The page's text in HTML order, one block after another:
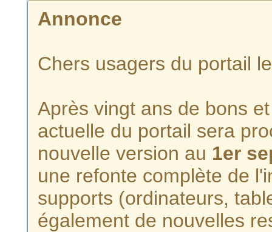
Annonce
Chers usagers du portail
Après vingt ans de bons
actuelle du portail sera
nouvelle version au 1er
une refonte complète de
supports (ordinateurs,
également de nouvelles